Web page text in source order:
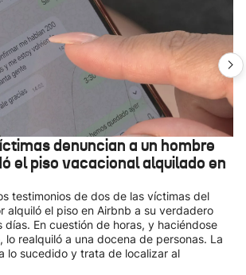
denuncian a un hombre
el piso vacacional alquilado en
testimonios de dos de las víctimas del
alquiló el piso en Airbnb a su verdadero
En cuestión de horas, y haciéndose
lo realquiló a una docena de personas. La
lo sucedido y trata de localizar al